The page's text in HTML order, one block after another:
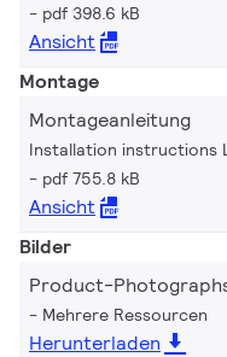
pdf 398.6 kB
Ansicht
Montage
Montageanleitung
Installation instructions
pdf 755.8 kB
Ansicht
Bilder
Product-
Mehrere Ressourcen
Herunterladen